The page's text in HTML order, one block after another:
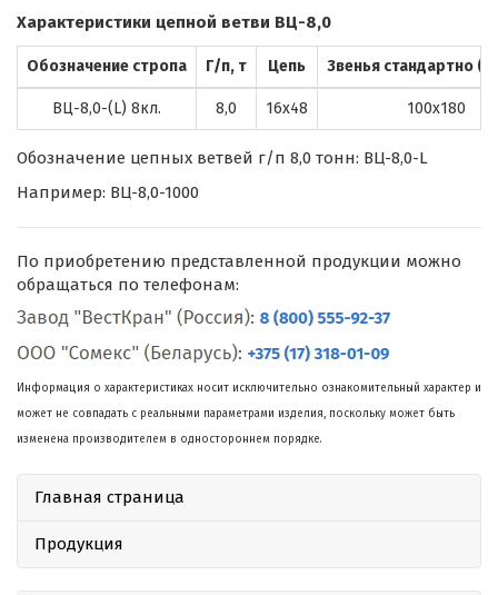
Характеристики цепной ветви ВЦ-8,0
Обозначение стропа Г/п, т Цепь Звенья стандартно
ВЦ-8,0-(L) 8кл. 8,0 16х48 100х180
Обозначение цепных ветвей г/п 8,0 тонн: ВЦ-8,0-L
Например: ВЦ-8,0-1000
По приобретению представленной продукции можно
обращаться по телефонам:
Информация о характеристиках носит исключительно ознакомительный характер и
может не совпадать с реальными параметрами изделия, поскольку может быть
изменена производителем в одностороннем порядке.
Главная страница
Продукция